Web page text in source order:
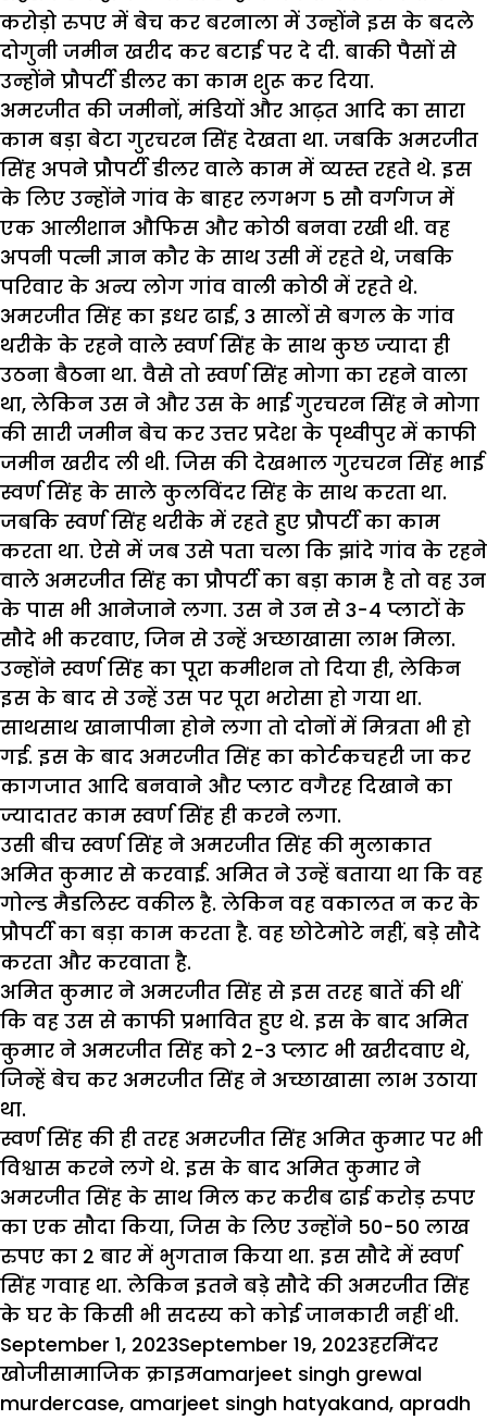
करोड़ो रुपए में बेच कर बरनाला में उन्होंने इस के बदले
दोगुनी जमीन खरीद कर बटाई पर दे दी. बाकी पैसों से
उन्होंने प्रौपर्टी डीलर का काम शुरू कर दिया.
अमरजीत की जमीनों, मंडियों और आढ़त आदि का सारा
काम बड़ा बेटा गुरचरन सिंह देखता था. जबकि अमरजीत
सिंह अपने प्रौपर्टी डीलर वाले काम में व्यस्त रहते थे. इस
के लिए उन्होंने गांव के बाहर लगभग 5 सौ वर्गगज में
एक आलीशान औफिस और कोठी बनवा रखी थी. वह
अपनी पत्नी ज्ञान कौर के साथ उसी में रहते थे, जबकि
परिवार के अन्य लोग गांव वाली कोठी में रहते थे.
अमरजीत सिंह का इधर ढाई, 3 सालों से बगल के गांव
थरीके के रहने वाले स्वर्ण सिंह के साथ कुछ ज्यादा ही
उठना बैठना था. वैसे तो स्वर्ण सिंह मोगा का रहने वाला
था, लेकिन उस ने और उस के भाई गुरचरन सिंह ने मोगा
की सारी जमीन बेच कर उत्तर प्रदेश के पृथ्वीपुर में काफी
जमीन खरीद ली थी. जिस की देखभाल गुरचरन सिंह भाई
स्वर्ण सिंह के साले कुलविंदर सिंह के साथ करता था.
जबकि स्वर्ण सिंह थरीके में रहते हुए प्रौपर्टी का काम
करता था. ऐसे में जब उसे पता चला कि झांदे गांव के रहने
वाले अमरजीत सिंह का प्रौपर्टी का बड़ा काम है तो वह उन
के पास भी आनेजाने लगा. उस ने उन से 3-4 प्लाटों के
सौदे भी करवाए, जिन से उन्हें अच्छाखासा लाभ मिला.
उन्होंने स्वर्ण सिंह का पूरा कमीशन तो दिया ही, लेकिन
इस के बाद से उन्हें उस पर पूरा भरोसा हो गया था.
साथसाथ खानापीना होने लगा तो दोनों में मित्रता भी हो
गई. इस के बाद अमरजीत सिंह का कोर्टकचहरी जा कर
कागजात आदि बनवाने और प्लाट वगैरह दिखाने का
ज्यादातर काम स्वर्ण सिंह ही करने लगा.
उसी बीच स्वर्ण सिंह ने अमरजीत सिंह की मुलाकात
अमित कुमार से करवाई. अमित ने उन्हें बताया था कि वह
गोल्ड मैडलिस्ट वकील है. लेकिन वह वकालत न कर के
प्रौपर्टी का बड़ा काम करता है. वह छोटेमोटे नहीं, बड़े सौदे
करता और करवाता है.
अमित कुमार ने अमरजीत सिंह से इस तरह बातें की थीं
कि वह उस से काफी प्रभावित हुए थे. इस के बाद अमित
कुमार ने अमरजीत सिंह को 2-3 प्लाट भी खरीदवाए थे,
जिन्हें बेच कर अमरजीत सिंह ने अच्छाखासा लाभ उठाया
था.
स्वर्ण सिंह की ही तरह अमरजीत सिंह अमित कुमार पर भी
विश्वास करने लगे थे. इस के बाद अमित कुमार ने
अमरजीत सिंह के साथ मिल कर करीब ढाई करोड़ रुपए
का एक सौदा किया, जिस के लिए उन्होंने 50-50 लाख
रुपए का 2 बार में भुगतान किया था. इस सौदे में स्वर्ण
सिंह गवाह था. लेकिन इतने बड़े सौदे की अमरजीत सिंह
के घर के किसी भी सदस्य को कोई जानकारी नहीं थी.
Posted
on
September 1, 2023September 19, 2023Author
हरमिंदर
खोजीCategories
सामाजिक क्राइमTags
amarjeet singh grewal
murdercase, amarjeet singh hatyakand, apradh